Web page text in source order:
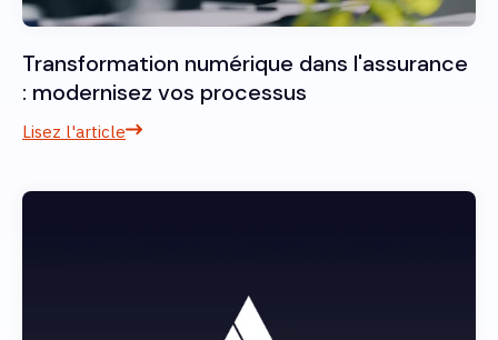
Transformation numérique dans l'assurance
: modernisez vos processus
Lisez l'article